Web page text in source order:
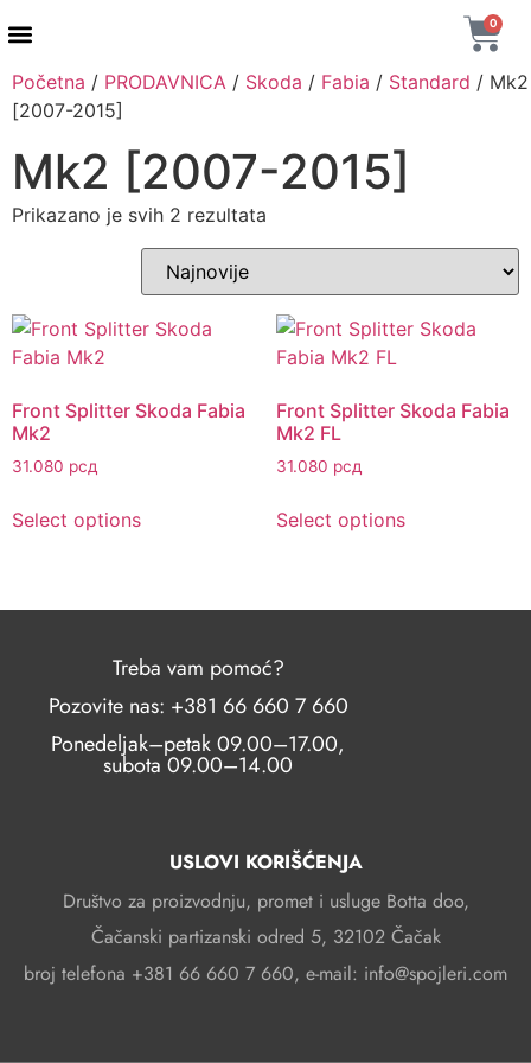
0
Početna / PRODAVNICA / Skoda / Fabia / Standard / Mk2
[2007-2015]
Mk2 [2007-2015]
Prikazano je svih 2 rezultata
Front Splitter Skoda Fabia
Mk2
31.080 рсд
Select options
Front Splitter Skoda Fabia
Mk2 FL
31.080 рсд
Select options
USLOVI KORIŠĆENJA
Društvo za proizvodnju, promet i usluge Botta doo,
Čačanski partizanski odred 5, 32102 Čačak
broj telefona +381 66 660 7 660, e-mail: info@spojleri.com
Treba vam pomoć?
Pozovite nas: +381 66 660 7 660
Ponedeljak–petak 09.00–17.00,
subota 09.00–14.00